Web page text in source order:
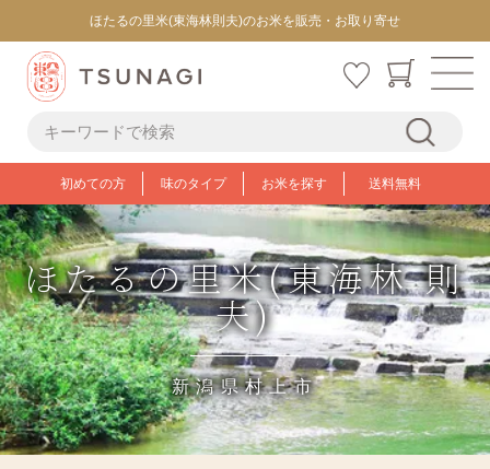
ほたるの里米(東海林則夫)のお米を販売・お取り寄せ
初めての方 味のタイプ お米を探す 送料無料
ほたるの里米(東海林 則
夫)
新潟県村上市